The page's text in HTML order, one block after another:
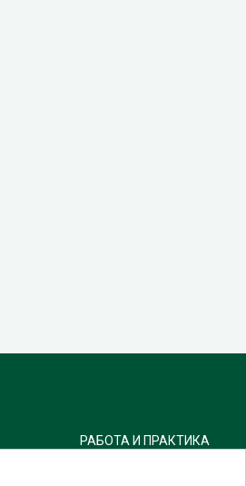
РАБОТА И ПРАКТИКА